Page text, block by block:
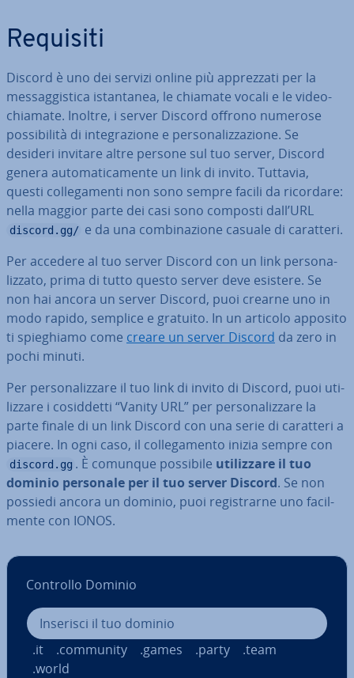
Requisiti
Discord è uno dei servizi online più ap­prez­za­ti per la
mes­sag­gi­sti­ca istan­ta­nea, le chiamate vocali e le vi­deo­
chia­ma­te. Inoltre, i server Discord offrono numerose
pos­si­bi­li­tà di in­te­gra­zio­ne e per­so­na­liz­za­zio­ne. Se
desideri invitare altre persone sul tuo server, Discord
genera au­to­ma­ti­ca­men­te un link di invito. Tuttavia,
questi col­le­ga­men­ti non sono sempre facili da ricordare:
nella maggior parte dei casi sono composti dall’URL
discord.gg/ e da una com­bi­na­zio­ne casuale di caratteri.
Per accedere al tuo server Discord con un link per­so­na­
liz­za­to, prima di tutto questo server deve esistere. Se
non hai ancora un server Discord, puoi crearne uno in
modo rapido, semplice e gratuito. In un articolo apposito
ti spie­ghia­mo come creare un server Discord da zero in
pochi minuti.
Per per­so­na­liz­za­re il tuo link di invito di Discord, puoi uti­
liz­za­re i co­sid­det­ti “Vanity URL” per per­so­na­liz­za­re la
parte finale di un link Discord con una serie di caratteri a
piacere. In ogni caso, il col­le­ga­men­to inizia sempre con
discord.gg . È comunque possibile uti­liz­za­re il tuo
dominio personale per il tuo server Discord. Se non
possiedi ancora un dominio, puoi re­gi­strar­ne uno fa­cil­
men­te con IONOS.
Controllo Dominio
.it .community .games .party
.team
.world